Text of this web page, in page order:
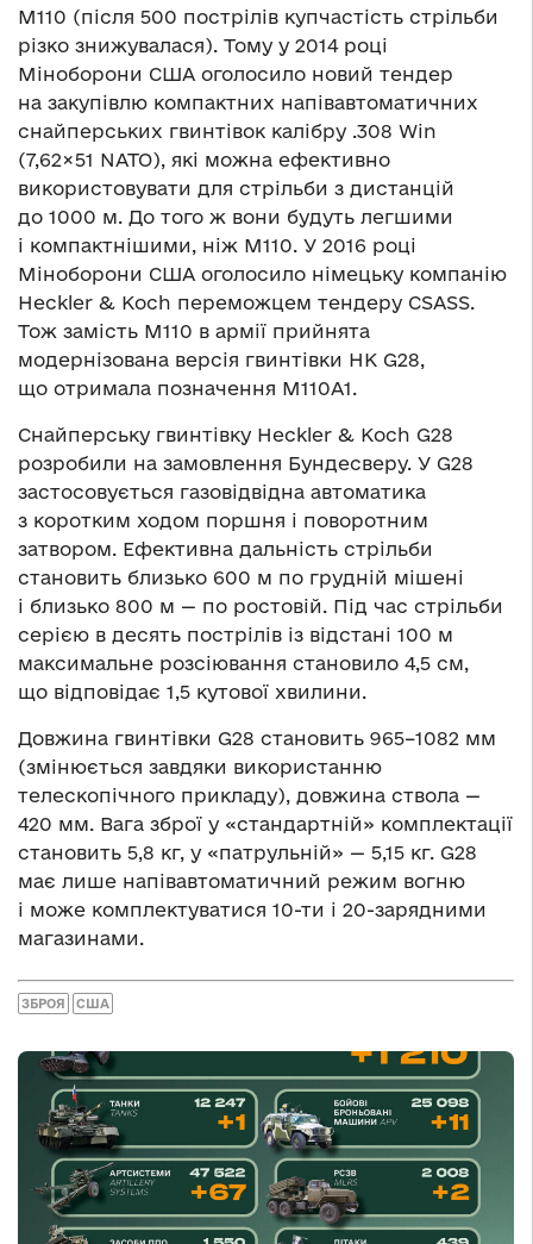
M110 (після 500 пострілів купчастість стрільби
різко знижувалася). Тому у 2014 році
Міноборони США оголосило новий тендер
на закупівлю компактних напівавтоматичних
снайперських гвинтівок калібру .308 Win
(7,62×51 NATO), які можна ефективно
використовувати для стрільби з дистанцій
до 1000 м. До того ж вони будуть легшими
і компактнішими, ніж M110. У 2016 році
Міноборони США оголосило німецьку компанію
Heckler & Koch переможцем тендеру CSASS.
Тож замість M110 в армії прийнята
модернізована версія гвинтівки HK G28,
що отримала позначення M110A1.
Снайперську гвинтівку Heckler & Koch G28
розробили на замовлення Бундесверу. У G28
застосовується газовідвідна автоматика
з коротким ходом поршня і поворотним
затвором. Ефективна дальність стрільби
становить близько 600 м по грудній мішені
і близько 800 м — по ростовій. Під час стрільби
серією в десять пострілів із відстані 100 м
максимальне розсіювання становило 4,5 см,
що відповідає 1,5 кутової хвилини.
Довжина гвинтівки G28 становить 965–1082 мм
(змінюється завдяки використанню
телескопічного прикладу), довжина ствола —
420 мм. Вага зброї у «стандартній» комплектації
становить 5,8 кг, у «патрульній» — 5,15 кг. G28
має лише напівавтоматичний режим вогню
і може комплектуватися 10-ти і 20-зарядними
магазинами.
ЗБРОЯ США